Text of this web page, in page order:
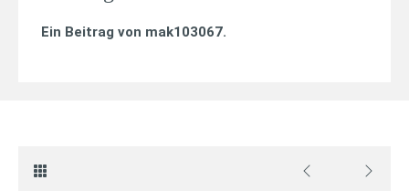
Ein Beitrag von mak103067.